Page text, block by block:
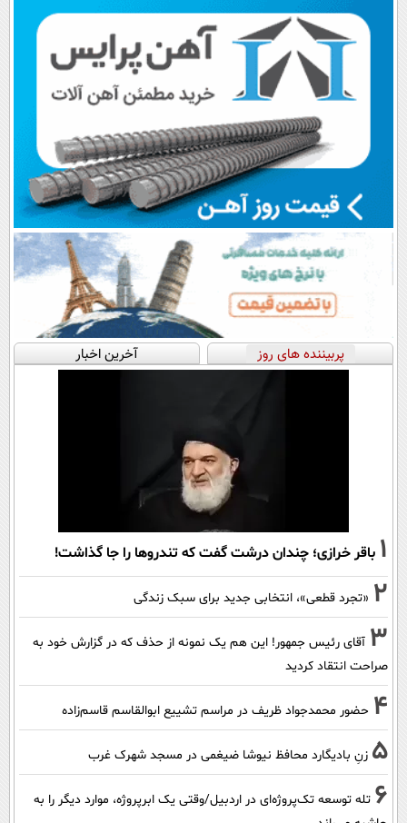
پرداخت قسطی
اقساطی😍
📍تهران
پربیننده های روز آخرین اخبار
1 باقر خرازی؛ چندان درشت گفت که تندروها را جا گذاشت!
2 «تجرد قطعی»، انتخابی جدید برای سبک زندگی
3 آقای رئیس جمهور! این هم یک نمونه از حذف که در گزارش خود به
صراحت انتقاد کردید
4 حضور محمدجواد ظریف در مراسم تشییع ابوالقاسم قاسم‌زاده
5 زنِ بادیگارد محافظ نیوشا ضیغمی در مسجد شهرک غرب
6 تله توسعه تک‌پروژه‌ای در اردبیل/وقتی یک ابرپروژه، موارد دیگر را به